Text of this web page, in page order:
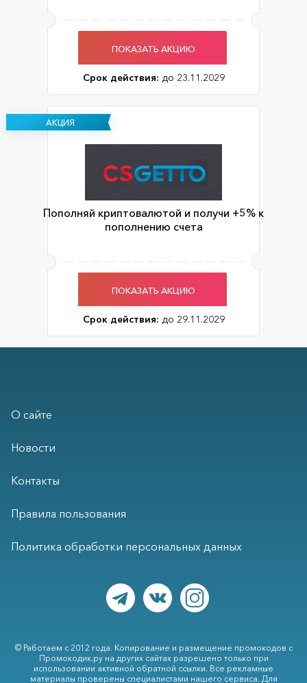
ПОКАЗАТЬ АКЦИЮ
Срок действия: до 23.11.2029
АКЦИЯ
Пополняй криптовалютой и получи +5% к
пополнению счета
ПОКАЗАТЬ АКЦИЮ
Срок действия: до 29.11.2029
О сайте
Новости
Контакты
Правила пользования
Политика обработки персональных данных
© Работаем с 2012 года. Копирование и размещение промокодов с
Промокодик.ру на других сайтах разрешено только при
использовании активной обратной ссылки. Все рекламные
материалы проверены специалистами нашего сервиса. Для